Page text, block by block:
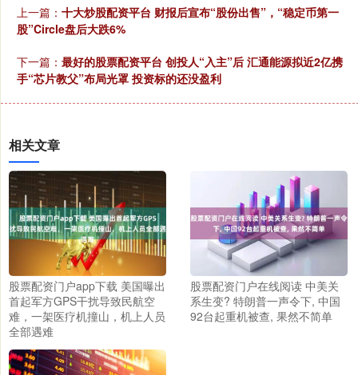
上一篇： 十大炒股配资平台 财报后宣布“股份出售”，“稳定币第一
股”Circle盘后大跌6%
下一篇： 最好的股票配资平台 创投人“入主”后 汇通能源拟近2亿携
手“芯片教父”布局光罩 投资标的还没盈利
相关文章
股票配资门户app下载 美国曝出
首起军方GPS干扰导致民航空
难，一架医疗机撞山，机上人员
全部遇难
股票配资门户在线阅读 中美关
系生变? 特朗普一声令下, 中国
92台起重机被查, 果然不简单